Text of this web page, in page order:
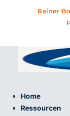
Rainer
Home
Ressourcen